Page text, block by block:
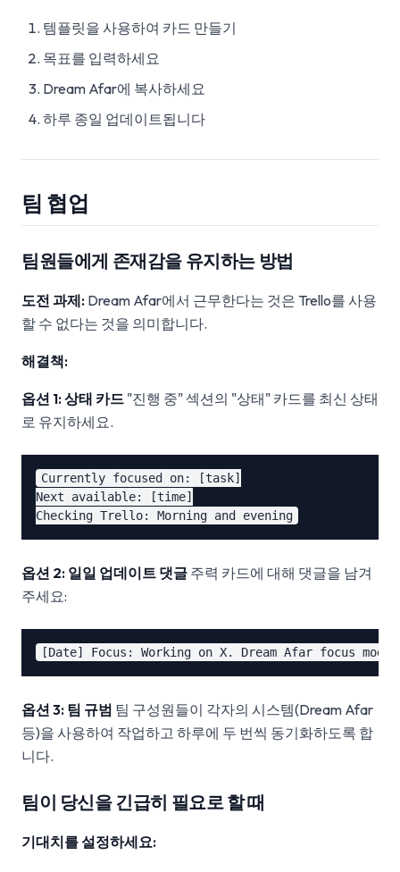
템플릿을 사용하여 카드 만들기
목표를 입력하세요
Dream Afar에 복사하세요
하루 종일 업데이트됩니다
팀 협업
팀원들에게 존재감을 유지하는 방법
도전 과제: Dream Afar에서 근무한다는 것은 Trello를 사용
할 수 없다는 것을 의미합니다.
해결책:
옵션 1: 상태 카드 "진행 중" 섹션의 "상태" 카드를 최신 상태
로 유지하세요.
Currently focused on: [task]
Next available: [time]
옵션 2: 일일 업데이트 댓글 주력 카드에 대해 댓글을 남겨
주세요:
옵션 3: 팀 규범 팀 구성원들이 각자의 시스템(Dream Afar
등)을 사용하여 작업하고 하루에 두 번씩 동기화하도록 합
니다.
팀이 당신을 긴급히 필요로 할 때
기대치를 설정하세요: